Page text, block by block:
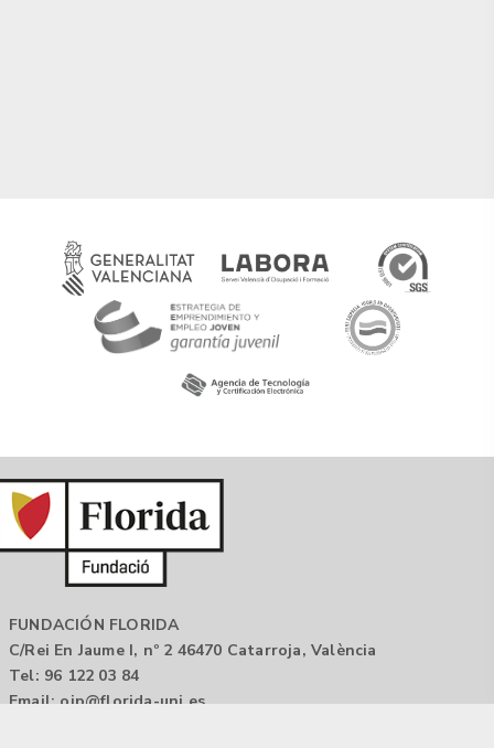
FUNDACIÓN FLORIDA
C/Rei En Jaume I, nº 2 46470 Catarroja, València
Tel: 96 122 03 84
Email: oip@florida-uni.es